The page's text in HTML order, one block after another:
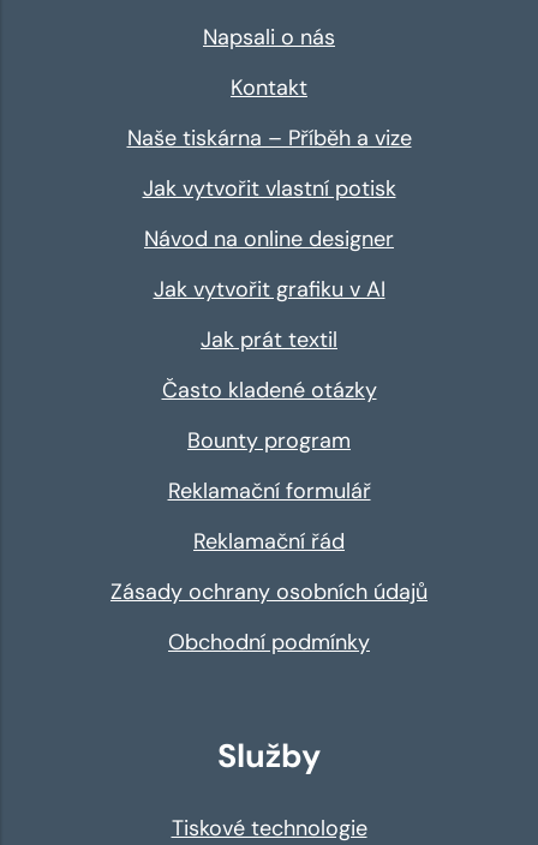
Napsali o nás
Kontakt
Naše tiskárna – Příběh a vize
Jak vytvořit vlastní potisk
Návod na online designer
Jak vytvořit grafiku v AI
Jak prát textil
Často kladené otázky
Bounty program
Reklamační formulář
Reklamační řád
Zásady ochrany osobních údajů
Obchodní podmínky
Služby
Tiskové technologie